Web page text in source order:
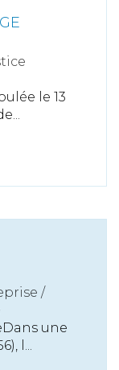
le 13
/
une
l...